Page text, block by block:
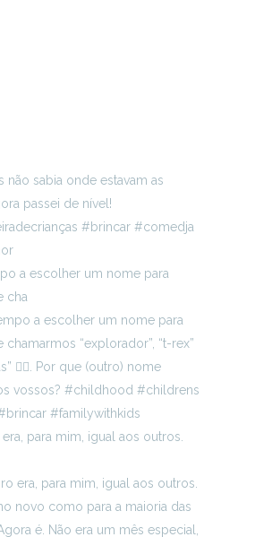
a escolher um nome para
cha
para mim, igual aos outros.